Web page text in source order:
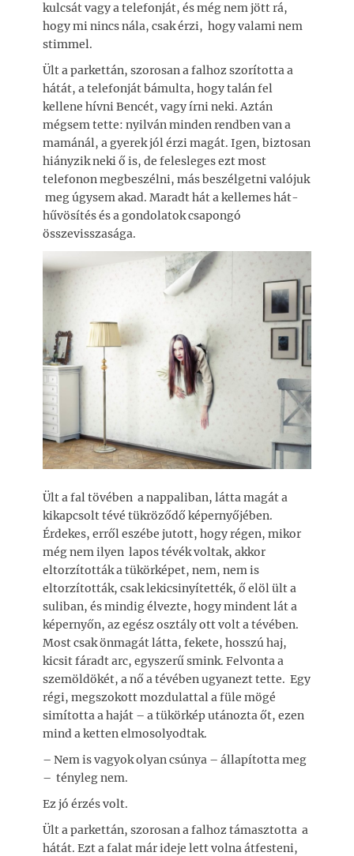
kulcsát vagy a telefonját, és még nem jött rá,
hogy mi nincs nála, csak érzi, hogy valami nem
stimmel.
Ült a parkettán, szorosan a falhoz szorította a
hátát, a telefonját bámulta, hogy talán fel
kellene hívni Bencét, vagy írni neki. Aztán
mégsem tette: nyilván minden rendben van a
mamánál, a gyerek jól érzi magát. Igen, biztosan
hiányzik neki ő is, de felesleges ezt most
telefonon megbeszélni, más beszélgetni valójuk
meg úgysem akad. Maradt hát a kellemes hát-
hűvösítés és a gondolatok csapongó
összevisszasága.
Ült a fal tövében a nappaliban, látta magát a
kikapcsolt tévé tükröződő képernyőjében.
Érdekes, erről eszébe jutott, hogy régen, mikor
még nem ilyen lapos tévék voltak, akkor
eltorzították a tükörképet, nem, nem is
eltorzították, csak lekicsinyítették, ő elöl ült a
suliban, és mindig élvezte, hogy mindent lát a
képernyőn, az egész osztály ott volt a tévében.
Most csak önmagát látta, fekete, hosszú haj,
kicsit fáradt arc, egyszerű smink. Felvonta a
szemöldökét, a nő a tévében ugyanezt tette. Egy
régi, megszokott mozdulattal a füle mögé
simította a haját – a tükörkép utánozta őt, ezen
mind a ketten elmosolyodtak.
– Nem is vagyok olyan csúnya – állapította meg
– tényleg nem.
Ez jó érzés volt.
Ült a parkettán, szorosan a falhoz támasztotta a
hátát. Ezt a falat már ideje lett volna átfesteni,